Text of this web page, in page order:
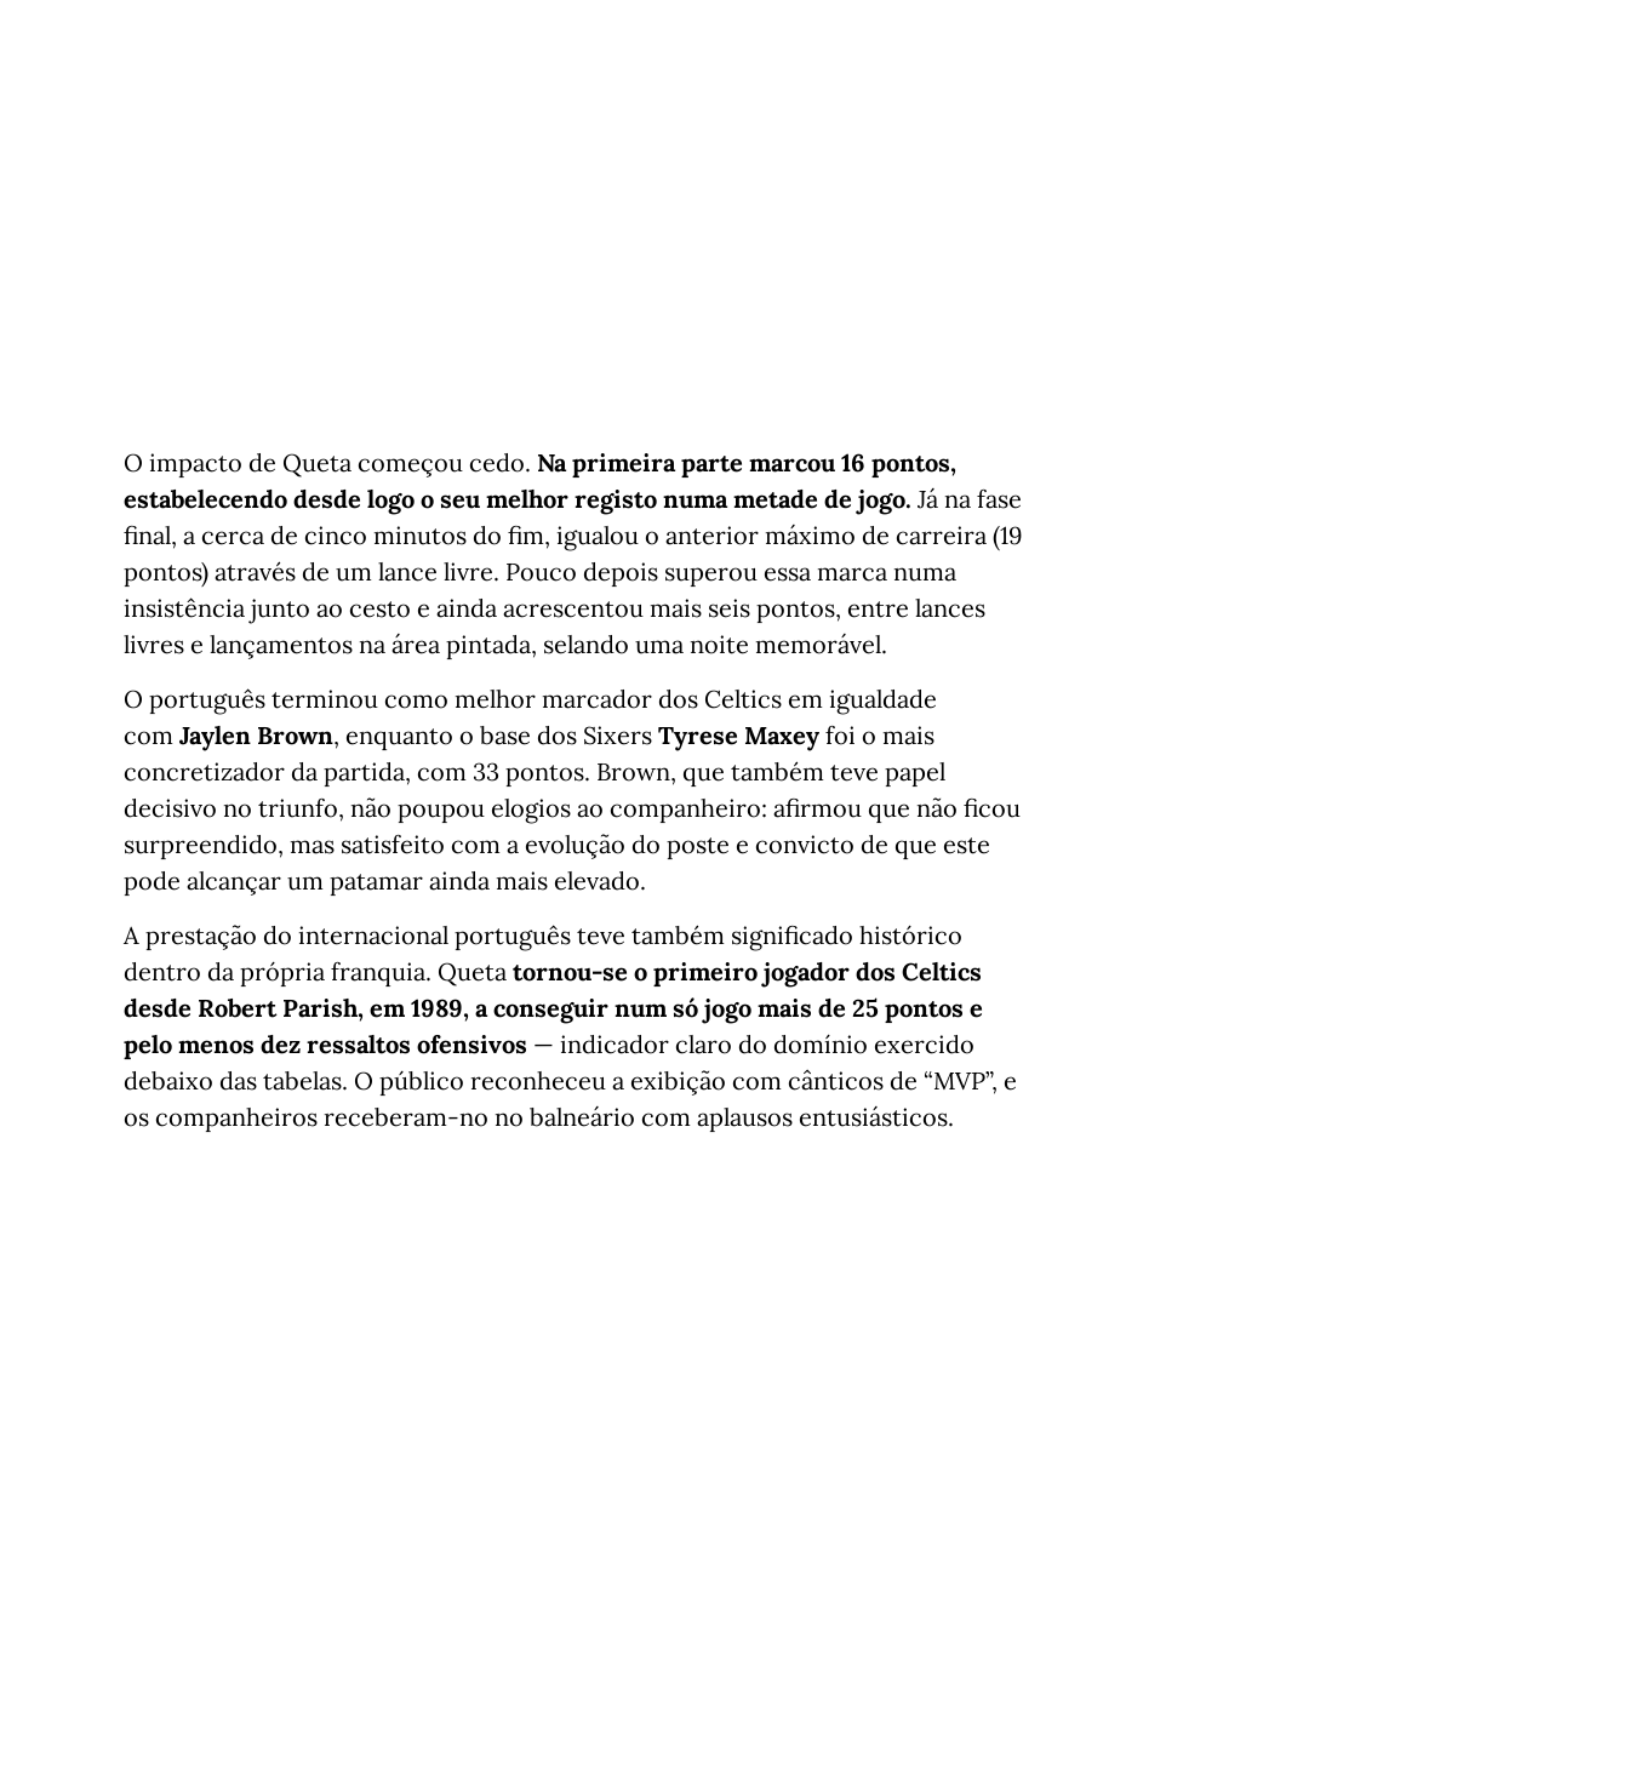
O impacto de Queta começou cedo. Na primeira parte marcou 16 pontos,
estabelecendo desde logo o seu melhor registo numa metade de jogo. Já na fase
final, a cerca de cinco minutos do fim, igualou o anterior máximo de carreira (19
pontos) através de um lance livre. Pouco depois superou essa marca numa
insistência junto ao cesto e ainda acrescentou mais seis pontos, entre lances
livres e lançamentos na área pintada, selando uma noite memorável.
O português terminou como melhor marcador dos Celtics em igualdade
com Jaylen Brown, enquanto o base dos Sixers Tyrese Maxey foi o mais
concretizador da partida, com 33 pontos. Brown, que também teve papel
decisivo no triunfo, não poupou elogios ao companheiro: afirmou que não ficou
surpreendido, mas satisfeito com a evolução do poste e convicto de que este
pode alcançar um patamar ainda mais elevado.
A prestação do internacional português teve também significado histórico
dentro da própria franquia. Queta tornou-se o primeiro jogador dos Celtics
desde Robert Parish, em 1989, a conseguir num só jogo mais de 25 pontos e
pelo menos dez ressaltos ofensivos — indicador claro do domínio exercido
debaixo das tabelas. O público reconheceu a exibição com cânticos de “MVP”, e
os companheiros receberam-no no balneário com aplausos entusiásticos.